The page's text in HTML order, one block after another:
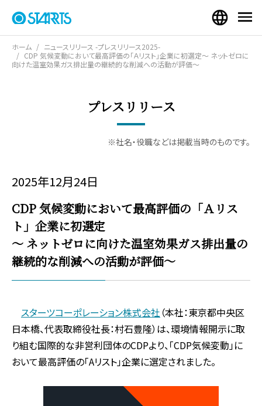
ホーム
ニュースリリース -プレスリリース2025-
CDP 気候変動において最高評価の「Ａリスト」企業に初選定～ ネットゼロに
向けた温室効果ガス排出量の継続的な削減への活動が評価～
プレスリリース
※社名・役職などは掲載当時のものです。
2025年12月24日
CDP 気候変動において最高評価の「Ａリス
ト」企業に初選定
～ ネットゼロに向けた温室効果ガス排出量の
継続的な削減への活動が評価～
スターツコーポレーション株式会社 （本社：東京都中央区
日本橋、代表取締役社長：村石豊隆）は、環境情報開示に取
り組む国際的な非営利団体のCDPより、「CDP気候変動」に
おいて最高評価の「Aリスト」企業に選定されました。